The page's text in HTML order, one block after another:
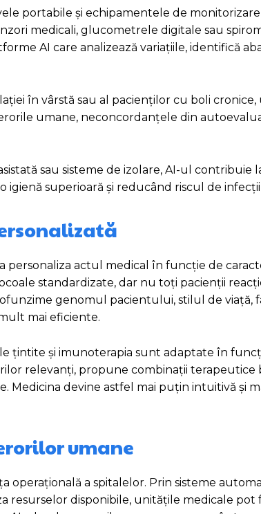
portabile și echipamentele de
medicali, glucometrele digitale sau
AI care analizează variațiile, identifică
în vârstă sau al pacienților cu boli
umane, neconcordanțele din
sau sisteme de izolare, AI-ul contribuie
igienă superioară și reducând riscul de
personaliza actul medical în funcție de
standardizate, dar nu toți pacienții
genomul pacientului, stilul de viață,
mai eficiente.
țintite și imunoterapia sunt adaptate în
relevanți, propune combinații terapeutice
Medicina devine astfel mai puțin intuitivă și
umane
operațională a spitalelor. Prin sisteme
resurselor disponibile, unitățile medicale pot